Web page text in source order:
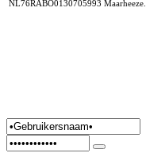
NL76RABO0130705993 Maarheeze.